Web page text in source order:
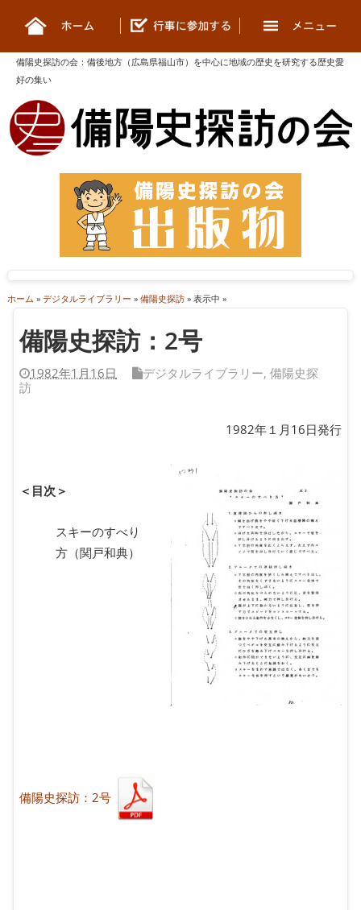
備陽史探訪の会 ： 備後地方（広島県福山市）を中心に地域の歴史を研究する歴史愛
好の集い
ホーム » デジタルライブラリー » 備陽史探訪» 表示中 »
備陽史探訪：2号
1982年1月16日 デジタルライブラリー,備陽史探
訪
1982年１月16日発行
＜目次＞
スキーのすべり
方（関戸和典）
備陽史探訪：2号